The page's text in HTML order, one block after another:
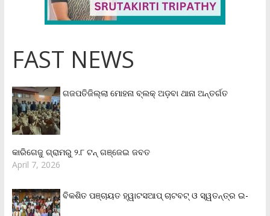
FAST NEWS
ଗଜପତିଜିଲ୍ଲା ମୋହନା ବ୍ଲକ୍‌ ଅଡ଼ବା ଥାନା ଅନ୍ତର୍ଗତ
କାରିଗେଜୁ ଗ୍ରାମରୁ ୨.୮ ଟନ୍ ଗଞ୍ଜେଇ ଜବତ
April 7, 2026
ବିକଶିତ ପଞ୍ଚାୟତ ହ୍ୱାଟସଆପ୍ ଚାଟବଟ୍ ଓ ସ୍ୱତନ୍ତ୍ର ଇ-